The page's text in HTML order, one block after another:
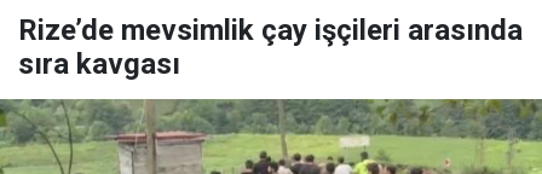
Rize’de mevsimlik çay işçileri arasında
sıra kavgası